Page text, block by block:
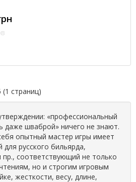
страниц)
«профессиональный
даже шваброй» ничего не знают.
опытный мастер игры имеет
русского бильярда,
пр., соответствующий не только
но и строгим игровым
жесткости, весу, длине,